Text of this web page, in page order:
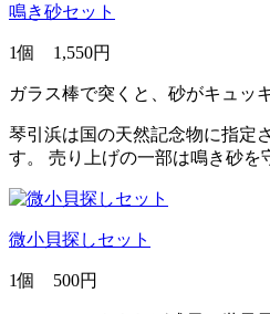
鳴き砂セット
1個 1,550円
ガラス棒で突くと、砂がキュッ
琴引浜は国の天然記念物に指定
す。 売り上げの一部は鳴き砂を
微小貝探しセット
1個 500円